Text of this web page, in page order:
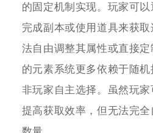
的固定机制实现。玩家可以
完成副本或使用道具来获
法自由调整其属性或直接
的元素系统更多依赖于随
非玩家自主选择。虽然玩
提高获取效率，但无法完